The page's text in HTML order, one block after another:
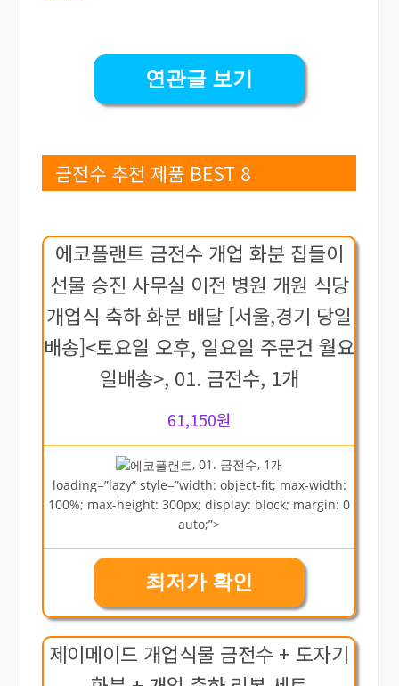
연관글 보기
금전수 추천 제품 BEST 8
에코플랜트 금전수 개업 화분 집들이
선물 승진 사무실 이전 병원 개원 식당
개업식 축하 화분 배달 [서울,경기 당일
배송]<토요일 오후, 일요일 주문건 월요
일배송>, 01. 금전수, 1개
61,150원
, 01. 금전수, 1개
loading=”lazy” style=”width: object-fit; max-width:
100%; max-height: 300px; display: block; margin: 0
auto;”>
최저가 확인
제이메이드 개업식물 금전수 + 도자기